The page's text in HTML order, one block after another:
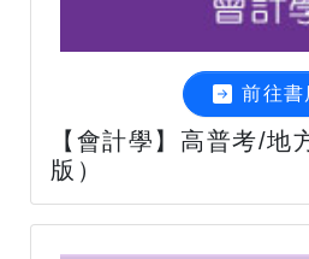
前往書
【會計學】高普考/地
版）